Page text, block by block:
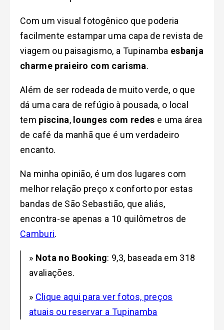
Com um visual fotogênico que poderia
facilmente estampar uma capa de revista de
viagem ou paisagismo, a Tupinamba esbanja
charme praieiro com carisma.
Além de ser rodeada de muito verde, o que
dá uma cara de refúgio à pousada, o local
tem piscina,lounges com redes e uma área
de café da manhã que é um verdadeiro
encanto.
Na minha opinião, é um dos lugares com
melhor relação preço x conforto por estas
bandas de São Sebastião, que aliás,
encontra-se apenas a 10 quilômetros de
Camburi.
» Nota no Booking: 9,3, baseada em 318
avaliações.
» Clique aqui para ver fotos, preços
atuais ou reservar a Tupinamba